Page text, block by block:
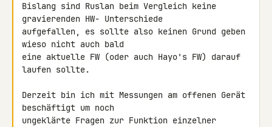
Bislang sind Ruslan beim Vergleich keine
gravierenden HW- Unterschiede
aufgefallen, es sollte also keinen Grund geben
wieso nicht auch bald
eine aktuelle FW (oder auch Hayo's FW) darauf
laufen sollte.
Derzeit bin ich mit Messungen am offenen Gerät
beschäftigt um noch
ungeklärte Fragen zur Funktion einzelner